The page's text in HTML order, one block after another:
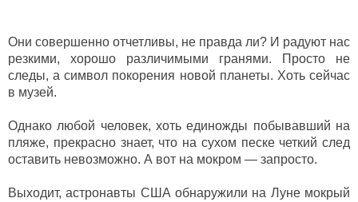
Они совершенно отчетливы, не правда ли? И радуют нас
резкими, хорошо различимыми гранями. Просто не
следы, а символ покорения новой планеты. Хоть сейчас
в музей.
Однако любой человек, хоть единожды побывавший на
пляже, прекрасно знает, что на сухом песке четкий след
оставить невозможно. А вот на мокром — запросто.
Выходит, астронавты США обнаружили на Луне мокрый